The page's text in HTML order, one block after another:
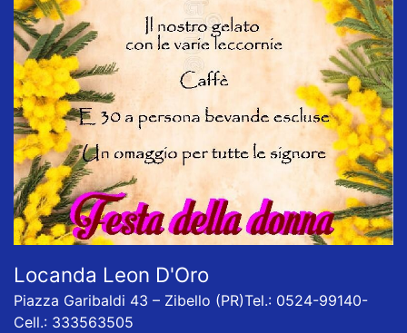
Locanda Leon D'Oro
Piazza Garibaldi 43 – Zibello (PR)Tel.: 0524-99140-
Cell.: 333563505